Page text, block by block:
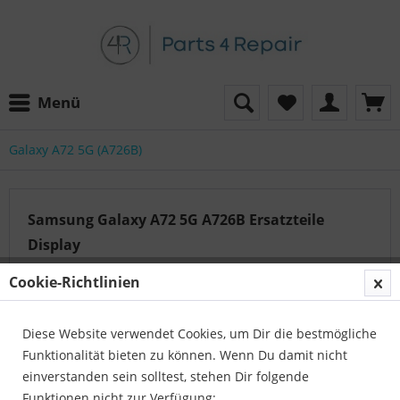
Menü
Galaxy A72 5G (A726B)
Samsung Galaxy A72 5G A726B Ersatzteile
Display
Unser Serviceteam hilft Ihnen gerne weiter:
Parts4Repair - Kundenservice
Telefon:04422 996 814 01
Cookie-Richtlinien
Diese Website verwendet Cookies, um Dir die bestmögliche
Funktionalität bieten zu können. Wenn Du damit nicht
einverstanden sein solltest, stehen Dir folgende